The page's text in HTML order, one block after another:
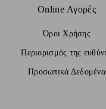
Online Αγορές
Όροι Χρήσης
Περιορισμός της
Προσωπικά Δεδομένα